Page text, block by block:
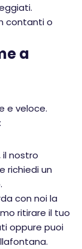
contanti o
a
e veloce.
nostro
richiedi un
con noi la
ritirare il tuo
oppure puoi